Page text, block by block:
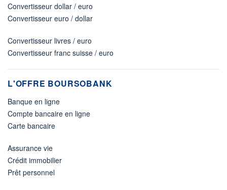
Convertisseur dollar / euro
Convertisseur euro / dollar
Convertisseur livres / euro
Convertisseur franc suisse / euro
L'OFFRE BOURSOBANK
Banque en ligne
Compte bancaire en ligne
Carte bancaire
Assurance vie
Crédit immobilier
Prêt personnel